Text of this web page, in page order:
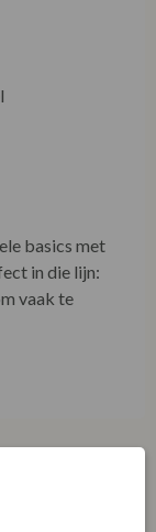
basics met
in die lijn:
vaak te